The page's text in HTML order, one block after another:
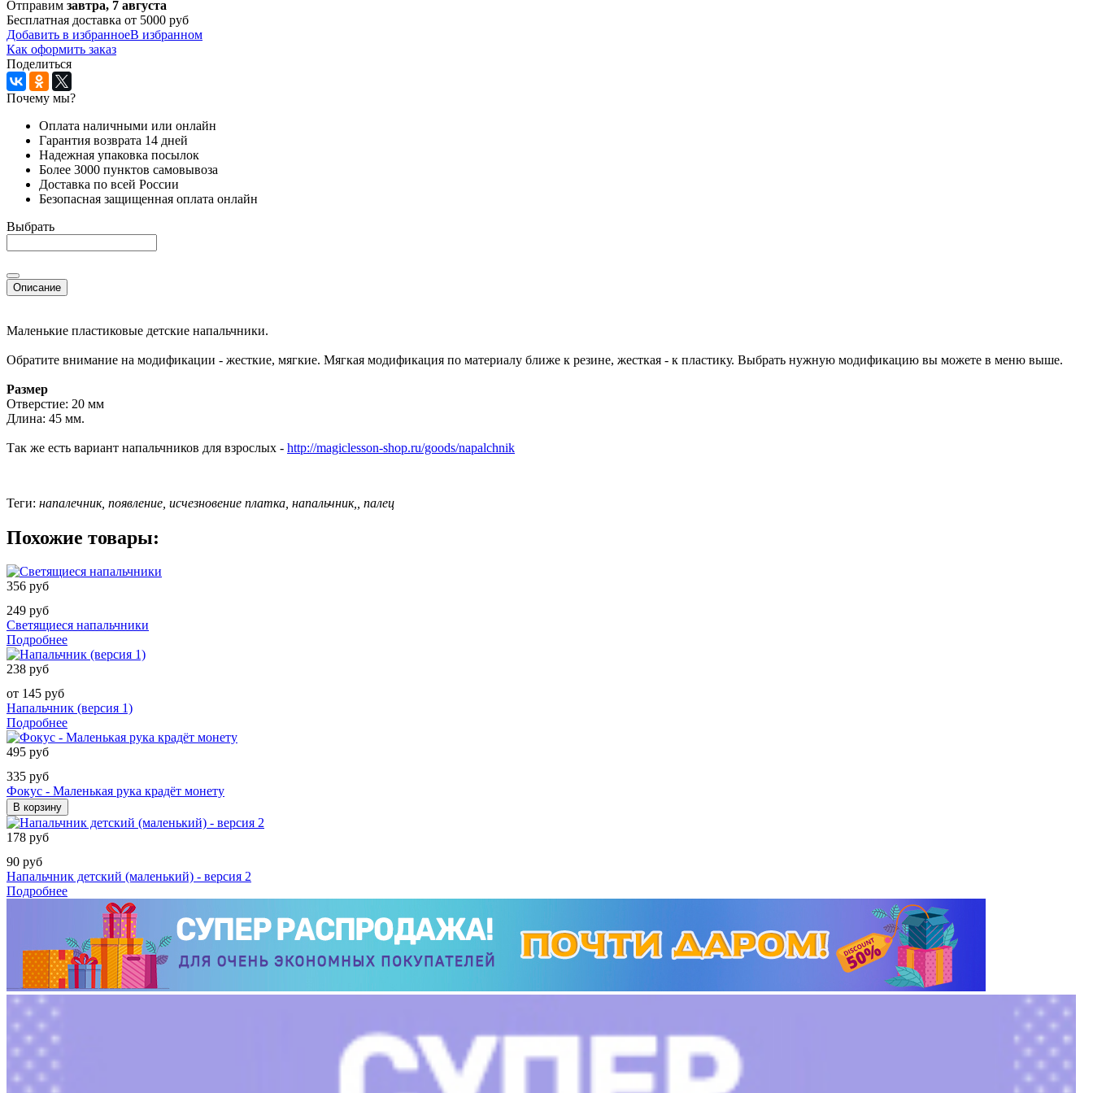
Отправим завтра, 7 августа
Бесплатная доставка от 5000 руб
Добавить в избранноеВ избранном
Как оформить заказ
Поделиться
Почему мы?
Оплата наличными или онлайн
Гарантия возврата 14 дней
Надежная упаковка посылок
Более 3000 пунктов самовывоза
Доставка по всей России
Безопасная защищенная оплата онлайн
Выбрать
Описание
Маленькие пластиковые детские напальчники.
Обратите внимание на модификации - жесткие, мягкие. Мягкая модификация по материалу ближе к резине, жесткая - к пластику. Выбрать нужную модификацию вы можете в меню выше.
Размер
Отверстие: 20 мм
Длина: 45 мм.
Так же есть вариант напальчников для взрослых - http://magiclesson-shop.ru/goods/napalchnik
Теги: напалечник, появление, исчезновение платка, напальчник, , палец
Похожие товары:
356 руб
249 руб
Светящиеся напальчники
Подробнее
238 руб
от 145 руб
Напальчник (версия 1)
Подробнее
495 руб
335 руб
Фокус - Маленькая рука крадёт монету
В корзину
178 руб
90 руб
Напальчник детский (маленький) - версия 2
Подробнее